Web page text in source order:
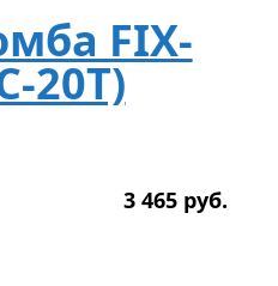
FIX-
20Т)
3 465 руб.